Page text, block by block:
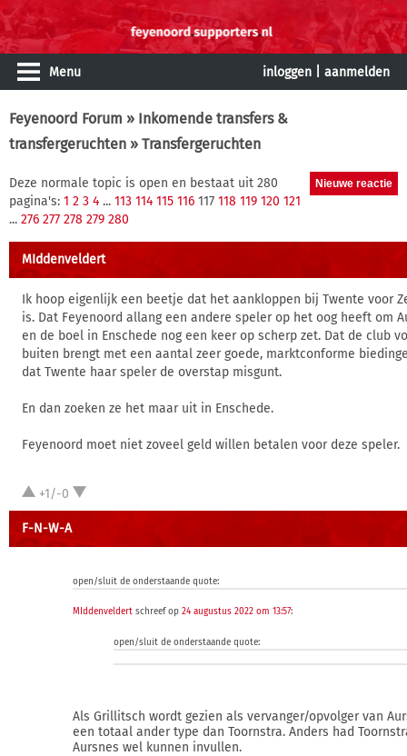
Menu inloggen aanmelden
Feyenoord Forum » Inkomende transfers &
transfergeruchten » Transfergeruchten
Deze normale topic is open en bestaat uit 280
pagina's: 1 2 3 4 ... 113 114 115 116 117 118 119 120 121
... 276 277 278 279 280
MIddenveldert
Ik hoop eigenlijk een beetje dat het aankloppen bij Twente voor
is. Dat Feyenoord allang een andere speler op het oog heeft om
en de boel in Enschede nog een keer op scherp zet. Dat de club
buiten brengt met een aantal zeer goede, marktconforme
dat Twente haar speler de overstap misgunt.
En dan zoeken ze het maar uit in Enschede.
Feyenoord moet niet zoveel geld willen betalen voor deze speler.
+1/-0
F-N-W-A
open/sluit de onderstaande quote:
MIddenveldert schreef op 24 augustus 2022 om 13:57:
open/sluit de onderstaande quote:
Als Grillitsch wordt gezien als vervanger/opvolger van
een totaal ander type dan Toornstra. Anders had
Aursnes wel kunnen invullen.